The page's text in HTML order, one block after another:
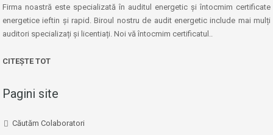
Firma noastră este specializată în auditul energetic și întocmim certificate
energetice ieftin și rapid. Biroul nostru de audit energetic include mai mulți
auditori specializați și licentiați. Noi vă întocmim certificatul..
CITEȘTE TOT
Pagini site
Căutăm Colaboratori